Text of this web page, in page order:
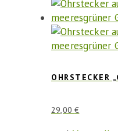
OHRSTECKER
29,00€